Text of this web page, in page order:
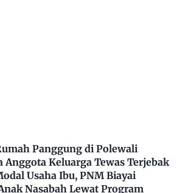
Panggung di Polewali
Anggota Keluarga Tewas Terjebak
Usaha Ibu, PNM Biayai
Nasabah Lewat Program